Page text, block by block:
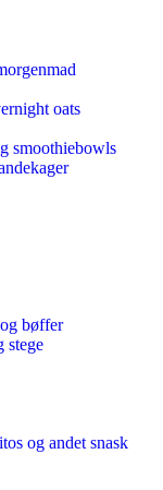
oats
smoothiebowls
bøffer
stege
og andet snask